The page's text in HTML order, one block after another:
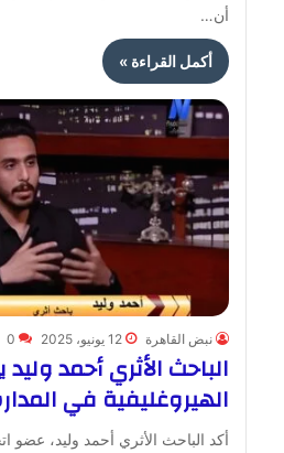
أن…
أكمل القراءة »
نبض القاهرة 12 يونيو، 2025 0
الباحث الأثري أحمد
الهيروغليفية في
أكد الباحث الأثري أحمد وليد، عضو